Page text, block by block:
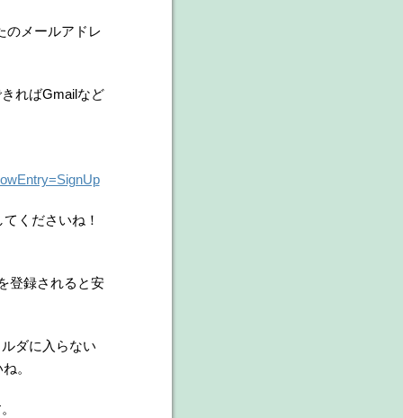
のメールアドレ
ればGmailなど
くださいね！
登録されると安
ダに入らない
。